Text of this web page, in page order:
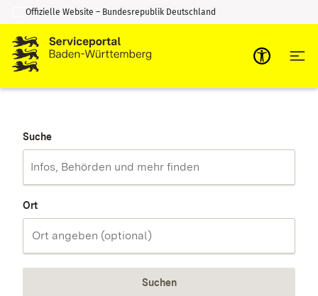
Zum Inhalt springen
Zur Suche springen
Offizielle Website – Bundesrepublik Deutschland
Suche
Ort
Suchen